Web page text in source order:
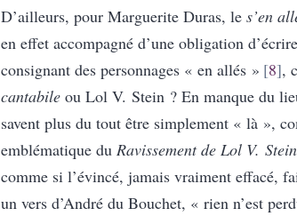
D’ailleurs, pour Marguerite Duras, le s’en
en effet accompagné d’une obligation
consignant des personnages « en allés » 8 ,
cantabile ou Lol V. Stein ? En manque du
savent plus du tout être simplement « là »,
emblématique du Ravissement de Lol V. Stein
comme si l’évincé, jamais vraiment effacé,
un vers d’André du Bouchet, « rien n’est